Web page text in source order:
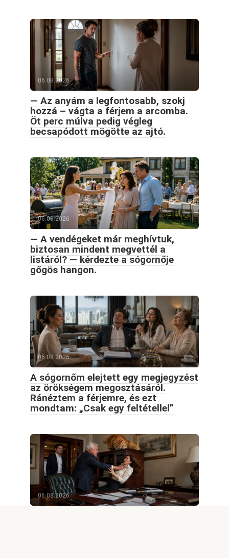
06.08.2026
— Az anyám a legfontosabb, szokj
hozzá – vágta a férjem a arcomba.
Öt perc múlva pedig végleg
becsapódott mögötte az ajtó.
06.08.2026
— A vendégeket már meghívtuk,
biztosan mindent megvettél a
listáról? — kérdezte a sógornője
gőgös hangon.
06.08.2026
A sógornőm elejtett egy megjegyzést
az örökségem megosztásáról.
Ránéztem a férjemre, és ezt
mondtam: „Csak egy feltétellel”
06.08.2026